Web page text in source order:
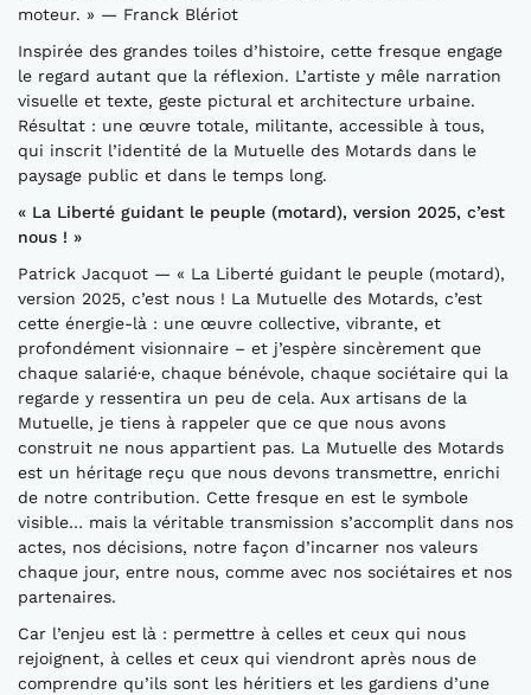
moteur. » — Franck Blériot
Inspirée des grandes toiles d’histoire, cette fresque engage
le regard autant que la réflexion. L’artiste y mêle narration
visuelle et texte, geste pictural et architecture urbaine.
Résultat : une œuvre totale, militante, accessible à tous,
qui inscrit l’identité de la Mutuelle des Motards dans le
paysage public et dans le temps long.
« La Liberté guidant le peuple (motard), version 2025, c’est
nous ! »
Patrick Jacquot — « La Liberté guidant le peuple (motard),
version 2025, c’est nous ! La Mutuelle des Motards, c’est
cette énergie-là : une œuvre collective, vibrante, et
profondément visionnaire – et j’espère sincèrement que
chaque salarié·e, chaque bénévole, chaque sociétaire qui la
regarde y ressentira un peu de cela. Aux artisans de la
Mutuelle, je tiens à rappeler que ce que nous avons
construit ne nous appartient pas. La Mutuelle des Motards
est un héritage reçu que nous devons transmettre, enrichi
de notre contribution. Cette fresque en est le symbole
visible… mais la véritable transmission s’accomplit dans nos
actes, nos décisions, notre façon d’incarner nos valeurs
chaque jour, entre nous, comme avec nos sociétaires et nos
partenaires.
Car l’enjeu est là : permettre à celles et ceux qui nous
rejoignent, à celles et ceux qui viendront après nous de
comprendre qu’ils sont les héritiers et les gardiens d’une